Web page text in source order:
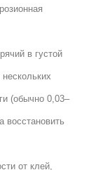
в густой
(обычно 0,03–
восстановить
от клей,